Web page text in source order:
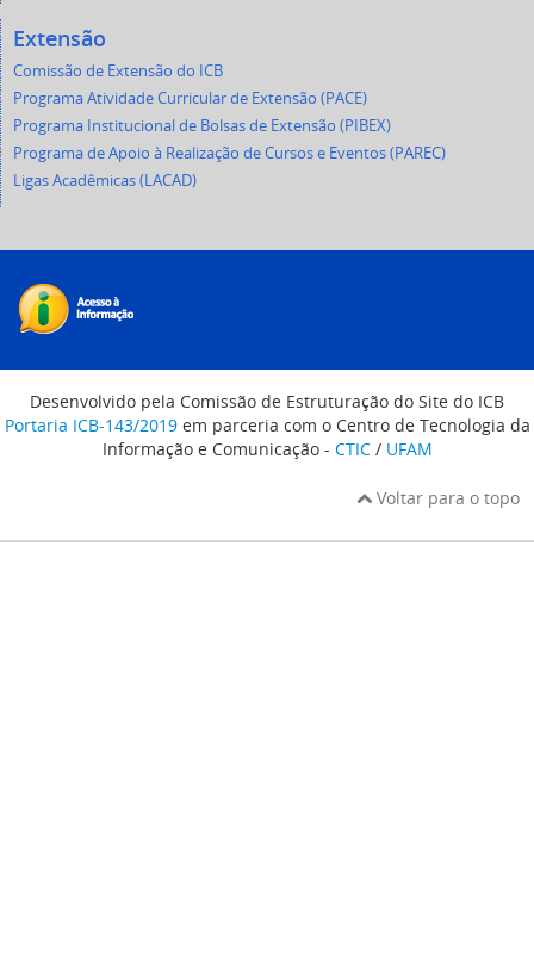
Extensão
Comissão de Extensão do ICB
Programa Atividade Curricular de Extensão (PACE)
Programa Institucional de Bolsas de Extensão (PIBEX)
Programa de Apoio à Realização de Cursos e Eventos (PAREC)
Ligas Acadêmicas (LACAD)
Desenvolvido pela Comissão de Estruturação do Site do ICB
Portaria ICB-143/2019em parceria com o Centro de Tecnologia da
Informação e Comunicação - CTIC/ UFAM
Voltar para o topo